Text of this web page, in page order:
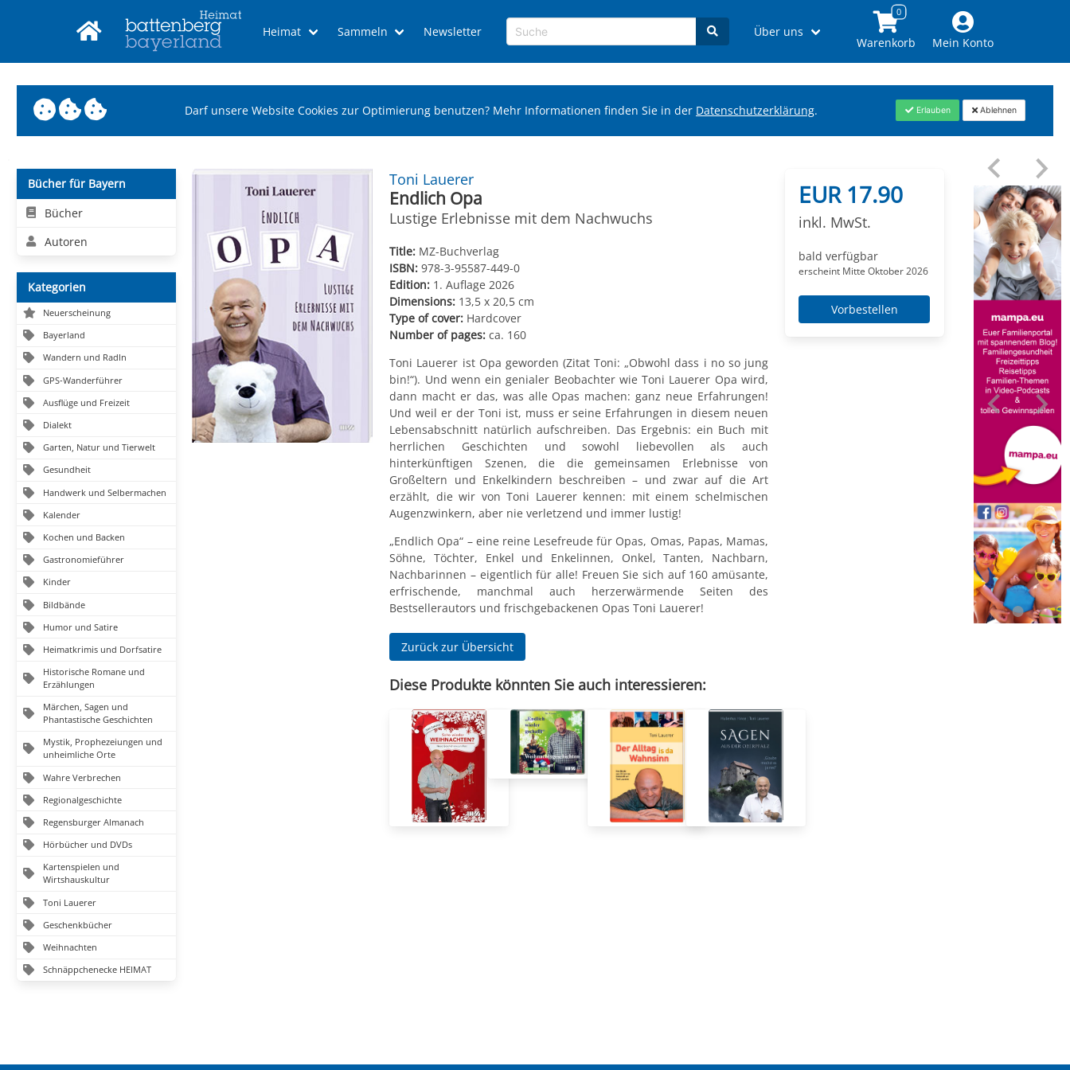
Heimat Sammeln Newsletter Über uns
Warenkorb Mein Konto
Darf unsere Website Cookies zur Optimierung benutzen? Mehr Informationen finden Sie in der Datenschutzerklärung. Erlauben Ablehnen
Bücher für Bayern
Bücher
Autoren
Kategorien
Neuerscheinung
Bayerland
Wandern und Radln
GPS-Wanderführer
Ausflüge und Freizeit
Dialekt
Garten, Natur und Tierwelt
Gesundheit
Handwerk und Selbermachen
Kalender
Kochen und Backen
Gastronomieführer
Kinder
Bildbände
Humor und Satire
Heimatkrimis und Dorfsatire
Historische Romane und
Erzählungen
Märchen, Sagen und
Phantastische Geschichten
Mystik, Prophezeiungen und
unheimliche Orte
Wahre Verbrechen
Regionalgeschichte
Regensburger Almanach
Hörbücher und DVDs
Kartenspielen und
Wirtshauskultur
Toni Lauerer
Geschenkbücher
Weihnachten
Schnäppchenecke HEIMAT
Toni Lauerer
Endlich Opa
Lustige Erlebnisse mit dem Nachwuchs
Title: MZ-Buchverlag
ISBN: 978-3-95587-449-0
Edition: 1. Auflage 2026
Dimensions: 13,5 x 20,5 cm
Type of cover: Hardcover
Number of pages: ca. 160
Toni Lauerer ist Opa geworden (Zitat Toni: „Obwohl dass i no so jung
bin!“). Und wenn ein genialer Beobachter wie Toni Lauerer Opa wird,
dann macht er das, was alle Opas machen: ganz neue Erfahrungen!
Und weil er der Toni ist, muss er seine Erfahrungen in diesem neuen
Lebensabschnitt natürlich aufschreiben. Das Ergebnis: ein Buch mit
herrlichen Geschichten und sowohl liebevollen als auch
hinterkünftigen Szenen, die die gemeinsamen Erlebnisse von
Großeltern und Enkelkindern beschreiben – und zwar auf die Art
erzählt, die wir von Toni Lauerer kennen: mit einem schelmischen
Augenzwinkern, aber nie verletzend und immer lustig!
„Endlich Opa“ – eine reine Lesefreude für Opas, Omas, Papas, Mamas,
Söhne, Töchter, Enkel und Enkelinnen, Onkel, Tanten, Nachbarn,
Nachbarinnen – eigentlich für alle! Freuen Sie sich auf 160 amüsante,
erfrischende, manchmal auch herzerwärmende Seiten des
Bestsellerautors und frischgebackenen Opas Toni Lauerer!
Zurück zur Übersicht
Diese Produkte könnten Sie auch interessieren:
EUR 17.90
inkl. MwSt.
bald verfügbar
erscheint Mitte Oktober 2026
Vorbestellen